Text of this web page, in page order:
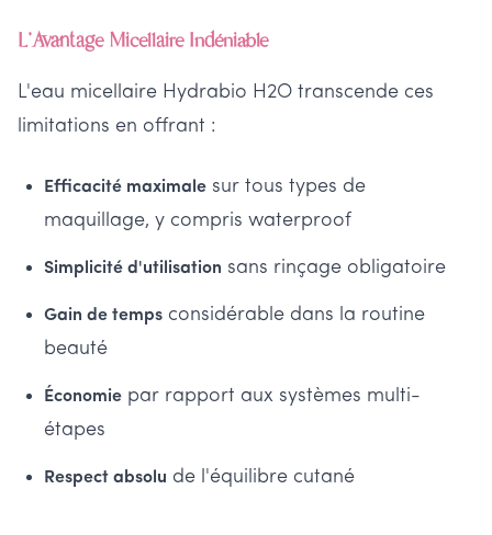
L'Avantage Micellaire Indéniable
L'eau micellaire Hydrabio H2O transcende ces
limitations en offrant :
Efficacité maximale sur tous types de
maquillage, y compris waterproof
Simplicité d'utilisation sans rinçage obligatoire
Gain de temps considérable dans la routine
beauté
Économie par rapport aux systèmes multi-
étapes
Respect absolu de l'équilibre cutané